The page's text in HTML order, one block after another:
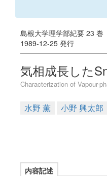
島根大学理学部紀要 23 巻
1989-12-25 発行
気相成長した
Characterization of Vapour-
水野 薫 小野 興太郎
内容記述